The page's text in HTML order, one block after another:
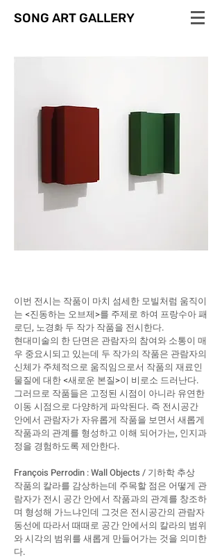
SONG ART GALLERY
이번 전시는 작품이 마치 섬세한 모빌처럼 움직이
는 <진동하는 오브제>를 주제로 하여 프랑수아 패
로딘, 노경화 두 작가 작품을 전시한다.
현대미술의 한 단면은 관람자의 참여와 소통이 매
우 중요시되고 있는데 두 작가의 작품은 관람자의
신체가 주체적으로 움직임으로서 작품의 재료인
물질에 대한 <새로운 본질>이 비로소 드러난다.
그러므로 작품들은 고정된 시점이 아니라 유연한
이동 시점으로 다양하게 파악된다. 즉 전시공간
안에서 관람자가 자유롭게 작품을 보면서 새롭게
작품과의 관계를 형성하고 이해 되어가는, 인지과
정을 경험하도록 제안한다.
François Perrodin : Wall Objects / 기하학 추상
작품의 칼라를 감상하는데 주목할 점은 어떻게 관
람자가 전시 공간 안에서 작품과의 관계를 창조하
며 형성해 가느냐인데 그것은 전시공간의 관람자
동선에 따라서 때때로 공간 안에서의 칼라의 범위
와 시각의 범위를 새롭게 만들어가는 것을 의미한
다.